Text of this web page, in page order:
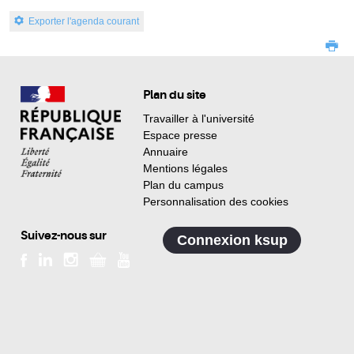
Exporter l'agenda courant
Plan du site
Travailler à l'université
Espace presse
Annuaire
Mentions légales
Plan du campus
Personnalisation des cookies
Suivez-nous sur Connexion ksup